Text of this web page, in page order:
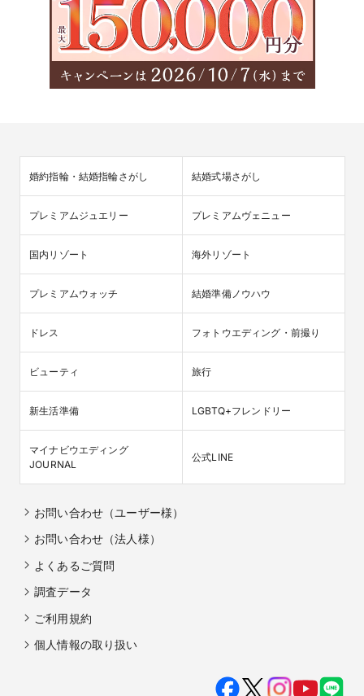
婚約指輪・結婚指輪さがし 結婚式場さがし
プレミアムジュエリー プレミアムヴェニュー
国内リゾート 海外リゾート
プレミアムウォッチ 結婚準備ノウハウ
ドレス フォトウエディング・前撮り
ビューティ 旅行
新生活準備 LGBTQ+フレンドリー
マイナビウエディング
JOURNAL
公式LINE
お問い合わせ（ユーザー様）
お問い合わせ（法人様）
よくあるご質問
調査データ
ご利用規約
個人情報の取り扱い